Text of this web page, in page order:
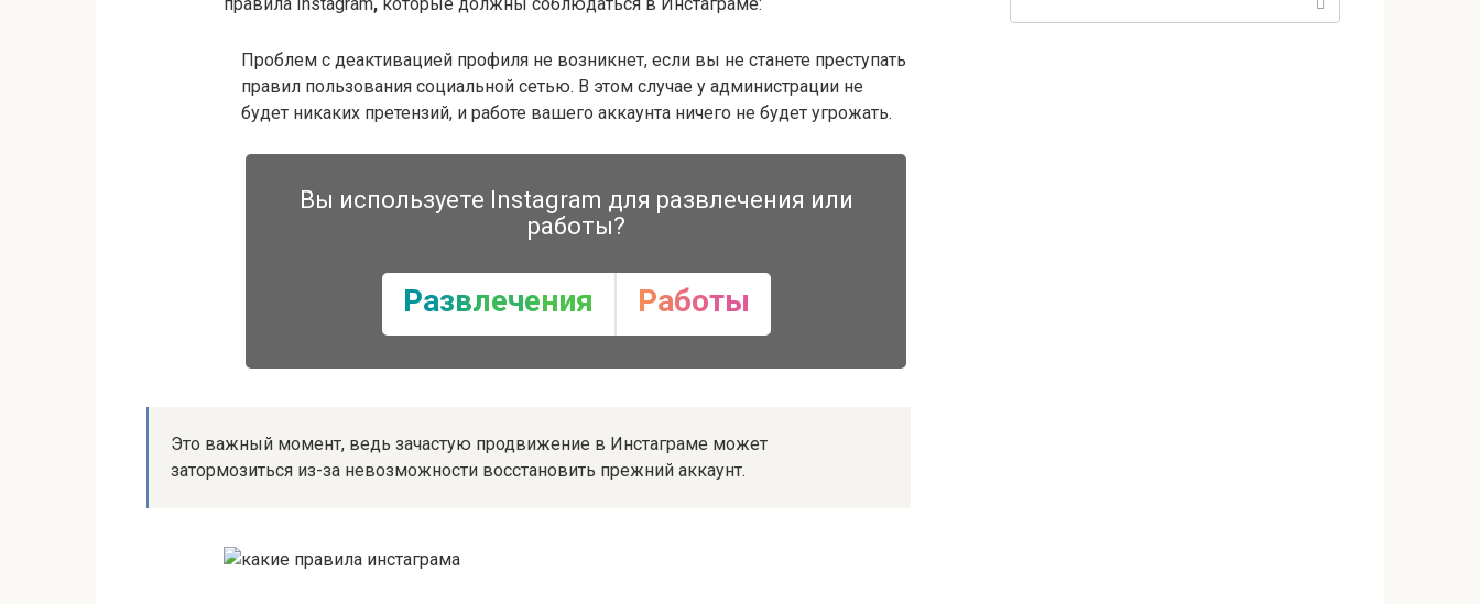
Проблем с деактивацией профиля не возникнет, если вы не станете преступать
правил пользования социальной сетью. В этом случае у администрации не
будет никаких претензий, и работе вашего аккаунта ничего не будет угрожать.
Вы используете Instagram для развлечения или
работы?
Развлечения Работы
Это важный момент, ведь зачастую продвижение в Инстаграме может
затормозиться из-за невозможности восстановить прежний аккаунт.